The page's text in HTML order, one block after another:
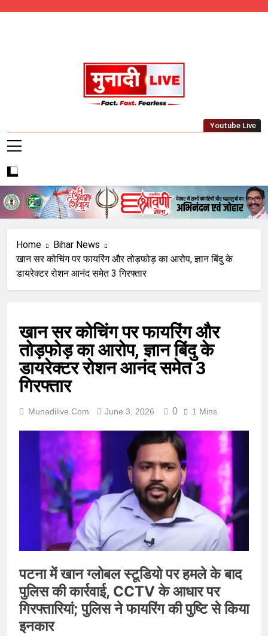
Munadi Live – Jharkhand's Leading Local
Youtube Live
Home
Bihar News
खान सर कोचिंग पर फायरिंग और तोड़फोड़ का आरोप, ज्ञान बिंदु के
डायरेक्टर रोशन आनंद समेत 3 गिरफ्तार
खान सर कोचिंग पर फायरिंग और
तोड़फोड़ का आरोप, ज्ञान बिंदु के
डायरेक्टर रोशन आनंद समेत 3
गिरफ्तार
Munadilive.com June 3, 2026 0 1 Mins
पटना में खान ग्लोबल स्टूडियो पर हमले के बाद
पुलिस की कार्रवाई, CCTV के आधार पर
गिरफ्तारियां; पुलिस ने फायरिंग की पुष्टि से किया
इनकार